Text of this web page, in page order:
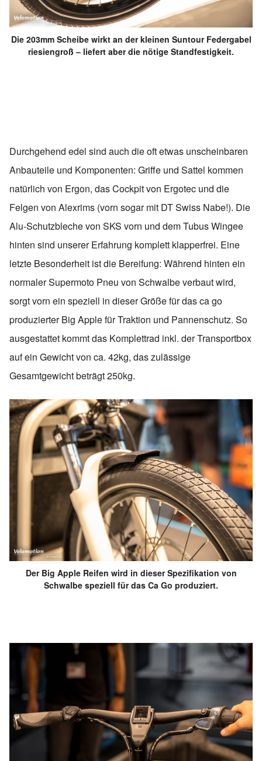
Die 203mm Scheibe wirkt an der kleinen Suntour Federgabel
riesiengroß – liefert aber die nötige Standfestigkeit.
Durchgehend edel sind auch die oft etwas unscheinbaren
Anbauteile und Komponenten: Griffe und Sattel kommen
natürlich von Ergon, das Cockpit von Ergotec und die
Felgen von Alexrims (vorn sogar mit DT Swiss Nabe!). Die
Alu-Schutzbleche von SKS vorn und dem Tubus Wingee
hinten sind unserer Erfahrung komplett klapperfrei. Eine
letzte Besonderheit ist die Bereifung: Während hinten ein
normaler Supermoto Pneu von Schwalbe verbaut wird,
sorgt vorn ein speziell in dieser Größe für das ca go
produzierter Big Apple für Traktion und Pannenschutz. So
ausgestattet kommt das Komplettrad inkl. der Transportbox
auf ein Gewicht von ca. 42kg, das zulässige
Gesamtgewicht beträgt 250kg.
Der Big Apple Reifen wird in dieser Spezifikation von
Schwalbe speziell für das Ca Go produziert.